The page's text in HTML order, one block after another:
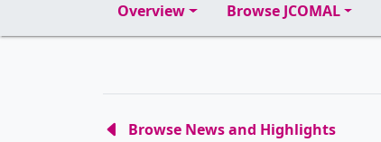
Overview Browse JCOMAL
Browse News and Highlights